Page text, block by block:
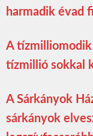
harmadik évad
A tízmilliomodik
tízmillió sokkal
A Sárkányok
sárkányok